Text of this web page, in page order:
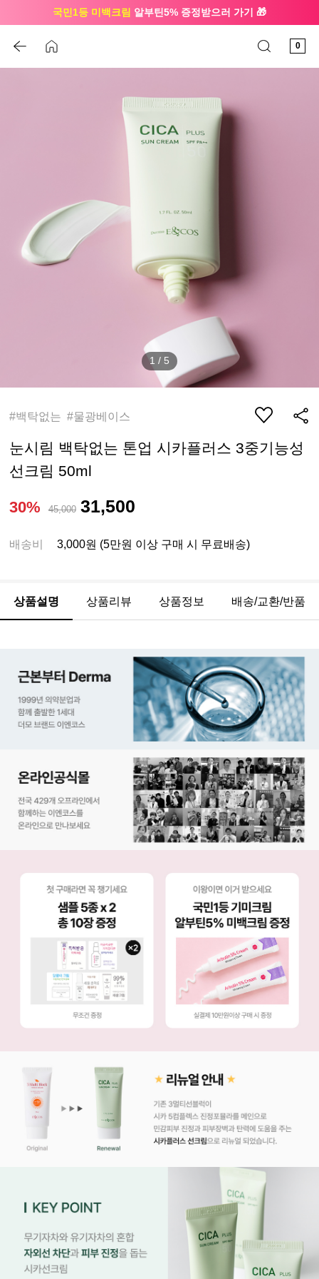
국민1등 미백크림 알부틴5% 증정받으러 가기 🎁
0
1 / 5
#백탁없는 #물광베이스
눈시림 백탁없는 톤업 시카플러스 3중기능성
선크림 50ml
30% 45,000 31,500
배송비 3,000원 (5만원 이상 구매 시 무료배송)
상품설명 상품리뷰 상품정보 배송/교환/반품